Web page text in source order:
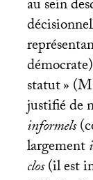
au sein
statut»
justifié de
informels
largement
clos(il est